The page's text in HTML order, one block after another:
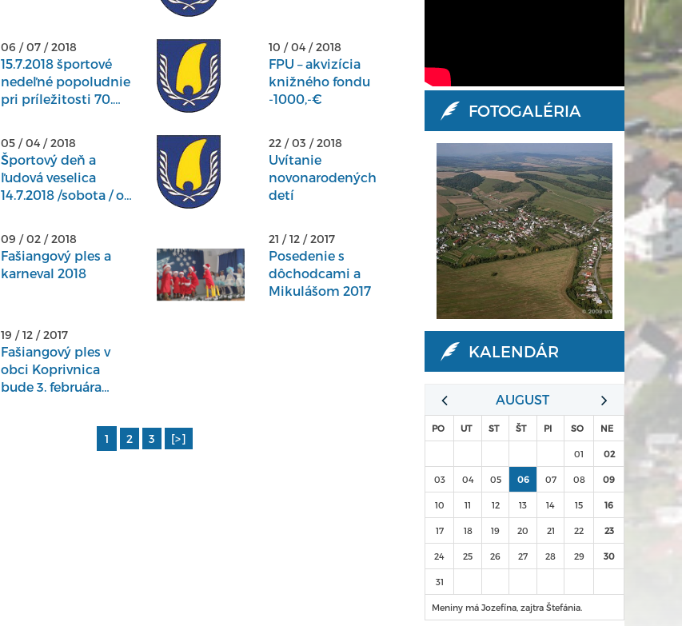
06 / 07 / 2018
15.7.2018 športové
nedeľné popoludnie
pri príležitosti 70.
10 / 04 / 2018
FPU – akvizícia
knižného fondu
-1000,-€
05 / 04 / 2018
Športový deň a
ľudová veselica
14.7.2018 /sobota / o
22 / 03 / 2018
Uvítanie
novonarodených
detí
09 / 02 / 2018
Fašiangový ples a
karneval 2018
21 / 12 / 2017
Posedenie s
dôchodcami a
Mikulášom 2017
19 / 12 / 2017
Fašiangový ples v
obci Koprivnica
bude 3. februára
1 2 3 [>]
FOTOGALÉRIA
KALENDÁR
AUGUST
PO UT ST ŠT PI SO NE
01 02
03 04 05 06 07 08 09
10 11 12 13 14 15 16
17 18 19 20 21 22 23
24 25 26 27 28 29 30
31
Meniny má Jozefína, zajtra Štefánia.